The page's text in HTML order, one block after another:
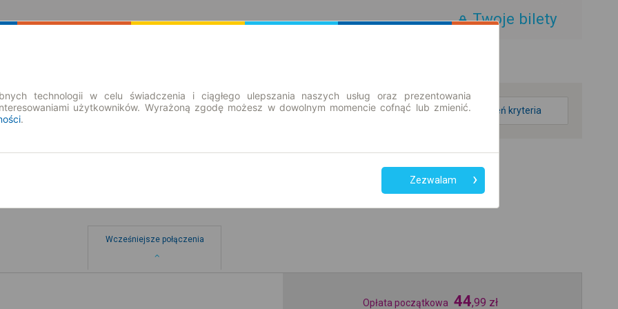
Twoje bilety
zmień kryteria
Wcześniejsze połączenia
Opłata początkowa 44,99 zł
technologii w celu świadczenia i ciągłego ulepszania naszych usług oraz prezentowania
użytkowników. Wyrażoną zgodę możesz w dowolnym momencie cofnąć lub zmienić.
.
Zezwalam